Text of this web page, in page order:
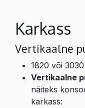
Karkass
Vertikaalne
1820 või
Vertikaalne
näiteks
karkass: